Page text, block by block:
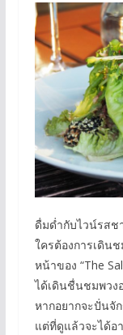
ดื่มด่ำกับไวน์รสช
ใครต้องการเดิน
หน้าของ “The
ได้เดินชื่นชมพวง
หากอยากจะปั่นจั
แต่ที่ดูแล้วจะได้